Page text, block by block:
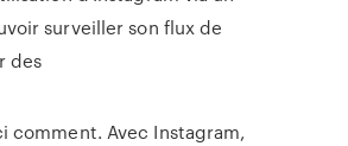
surveiller son flux de
des
comment. Avec Instagram,